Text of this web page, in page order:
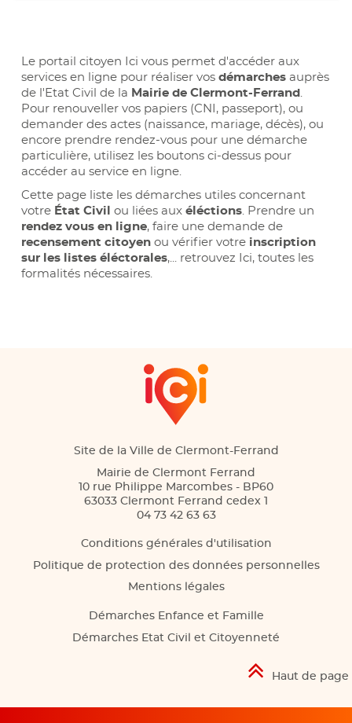
Le portail citoyen Ici vous permet d'accéder aux
services en ligne pour réaliser vos démarchesauprès
de l'Etat Civil de la Mairie de Clermont-Ferrand
Pour renouveller vos papiers (CNI, passeport), ou
demander des actes (naissance, mariage, décès), ou
encore prendre rendez-vous pour une démarche
particulière, utilisez les boutons ci-dessus pour
accéder au service en ligne.
Cette page liste les démarches utiles concernant
votreÉtat Civil ou liées aux éléctions. Prendre un
rendez vous en ligne, faire une demande de
recensement citoyenou vérifier votre inscription
sur les listes éléctorales,... retrouvez Ici, toutes les
formalités nécessaires.
Site de la Ville de Clermont-Ferrand
Mairie de Clermont Ferrand
10 rue Philippe Marcombes - BP60
63033 Clermont Ferrand cedex 1
04 73 42 63 63
Conditions générales d'utilisation
Politique de protection des données personnelles
Mentions légales
Démarches Enfance et Famille
Démarches Etat Civil et Citoyenneté
Haut de page